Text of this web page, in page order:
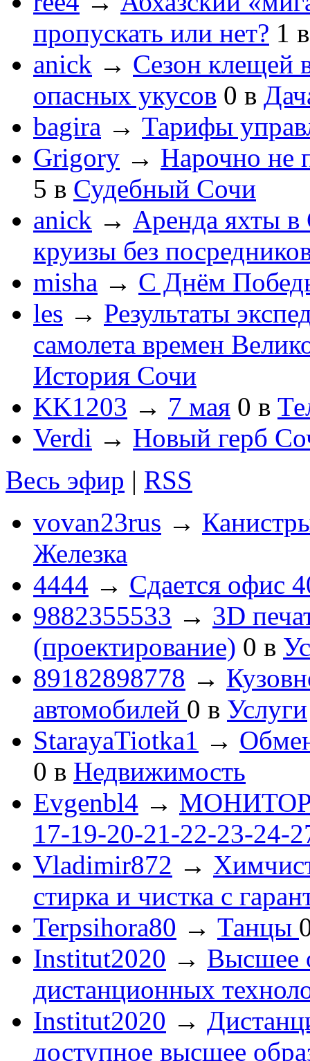
пропускать или нет? 1
anick → Сезон клещей
опасных укусов 0 в
bagira → Тарифы
Grigory → Нарочно не
5 в Судебный Сочи
anick → Аренда яхты в
круизы без
misha → С Днём
les → Результаты
самолета времен
История Сочи
KK1203 → 7 мая 0 в
Verdi → Новый герб
Весь эфир | RSS
vovan23rus →
Железка
4444 → Сдается офис
9882355533 → 3D
(проектирование) 0 в
89182898778 →
автомобилей 0 в Услуги
StarayaTiotka1 →
0 в Недвижимость
Evgenbl4 → МОНИТОРЫ
17-19-20-21-22-23-24-
Vladimir872 →
стирка и чистка с
Terpsihora80 → Танцы
Institut2020 → Высшее
дистанционных
Institut2020 →
доступное высшее